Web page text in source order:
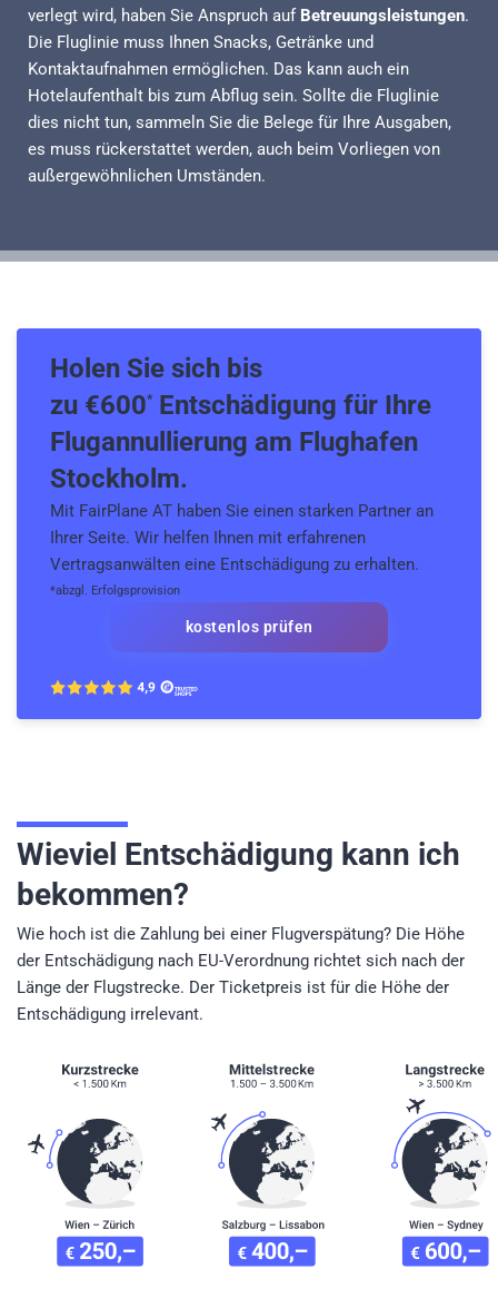
verlegt wird, haben Sie Anspruch auf Betreuungsleistungen.
Die Fluglinie muss Ihnen Snacks, Getränke und
Kontaktaufnahmen ermöglichen. Das kann auch ein
Hotelaufenthalt bis zum Abflug sein. Sollte die Fluglinie
dies nicht tun, sammeln Sie die Belege für Ihre Ausgaben,
es muss rückerstattet werden, auch beim Vorliegen von
außergewöhnlichen Umständen.
Holen Sie sich bis
zu €600*Entschädigung für Ihre
Flugannullierung am Flughafen
Stockholm.
Mit FairPlane AT haben Sie einen starken Partner an
Ihrer Seite. Wir helfen Ihnen mit erfahrenen
Vertragsanwälten eine Entschädigung zu erhalten.
*abzgl. Erfolgsprovision
kostenlos prüfen
Wieviel Entschädigung kann ich
bekommen?
Wie hoch ist die Zahlung bei einer Flugverspätung? Die Höhe
der Entschädigung nach EU-Verordnung richtet sich nach der
Länge der Flugstrecke. Der Ticketpreis ist für die Höhe der
Entschädigung irrelevant.